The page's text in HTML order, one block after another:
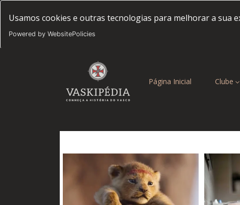
Usamos cookies e outras tecnologias para melhorar a sua
Powered by WebsitePolicies
Página Inicial (current)Clube